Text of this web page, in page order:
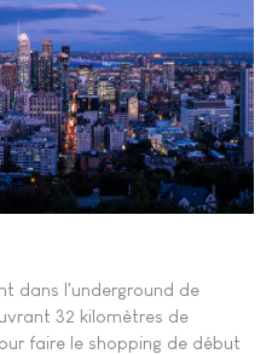
dans l'underground de
32 kilomètres de
faire le shopping de début